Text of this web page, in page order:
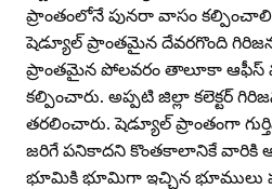
ప్రాంతంలోనే పునరా వాసం కల్పించాలి.
షెడ్యూల్‌ ప్రాంతమైన దేవరగొంది
ప్రాంతమైన పోలవరం తాలూకా ఆఫీస్‌
కల్పించారు. అప్పటి జిల్లా కలెక్టర్‌
తరలించారు. షెడ్యూల్‌ ప్రాంతంగా
జరిగే పనికాదని కొంతకాలానికే వారికి
భూమికి భూమిగా ఇచ్చిన భూములు